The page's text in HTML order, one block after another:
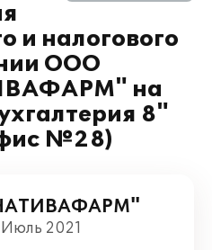
и налогового
ООО
на
8"
№28)
2021